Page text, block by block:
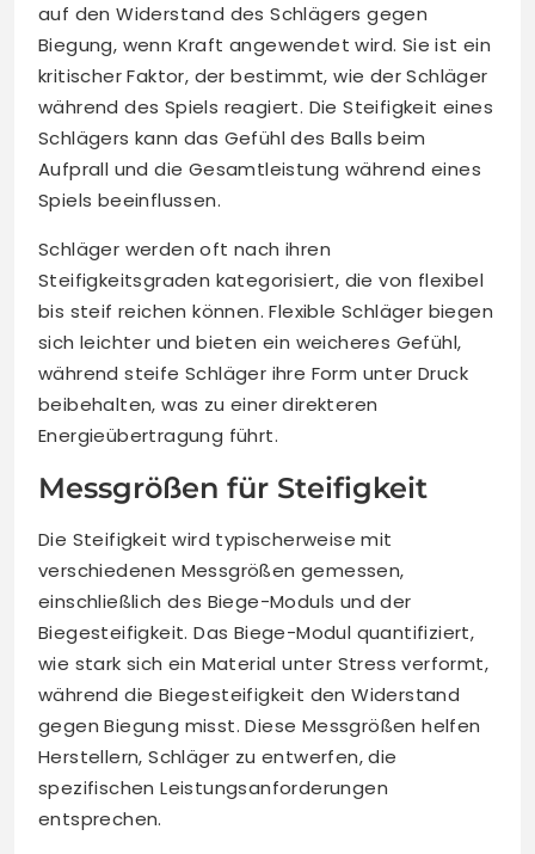
auf den Widerstand des Schlägers gegen
Biegung, wenn Kraft angewendet wird. Sie ist ein
kritischer Faktor, der bestimmt, wie der Schläger
während des Spiels reagiert. Die Steifigkeit eines
Schlägers kann das Gefühl des Balls beim
Aufprall und die Gesamtleistung während eines
Spiels beeinflussen.
Schläger werden oft nach ihren
Steifigkeitsgraden kategorisiert, die von flexibel
bis steif reichen können. Flexible Schläger biegen
sich leichter und bieten ein weicheres Gefühl,
während steife Schläger ihre Form unter Druck
beibehalten, was zu einer direkteren
Energieübertragung führt.
Messgrößen für Steifigkeit
Die Steifigkeit wird typischerweise mit
verschiedenen Messgrößen gemessen,
einschließlich des Biege-Moduls und der
Biegesteifigkeit. Das Biege-Modul quantifiziert,
wie stark sich ein Material unter Stress verformt,
während die Biegesteifigkeit den Widerstand
gegen Biegung misst. Diese Messgrößen helfen
Herstellern, Schläger zu entwerfen, die
spezifischen Leistungsanforderungen
entsprechen.